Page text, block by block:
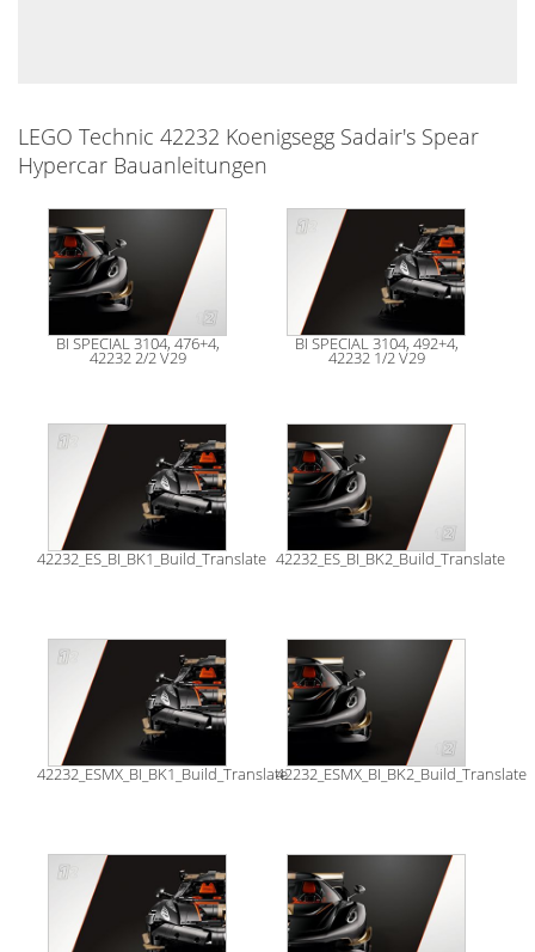
LEGO Technic 42232 Koenigsegg Sadair's Spear
Hypercar Bauanleitungen
BI SPECIAL 3104, 476+4,
42232 2/2 V29
BI SPECIAL 3104, 492+4,
42232 1/2 V29
42232_ES_BI_BK1_Build_Translate 42232_ES_BI_BK2_Build_Translate
42232_ESMX_BI_BK1_Build_Translate42232_ESMX_BI_BK2_Build_Translate